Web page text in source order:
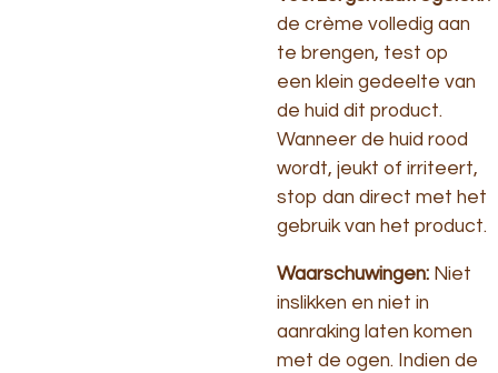
de crème volledig aan
te brengen, test op
een klein gedeelte van
de huid dit product.
Wanneer de huid rood
wordt, jeukt of irriteert,
stop dan direct met het
gebruik van het product.
Waarschuwingen: Niet
inslikken en niet in
aanraking laten komen
met de ogen. Indien de